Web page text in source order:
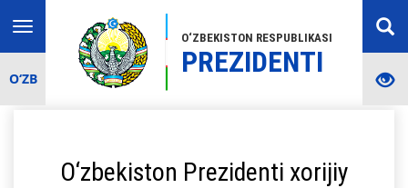
O‘ZBEKISTON RESPUBLIKASI
PREZIDENTI
Toggle
navigation
O‘ZB
O‘zbekiston Prezidenti xorijiy